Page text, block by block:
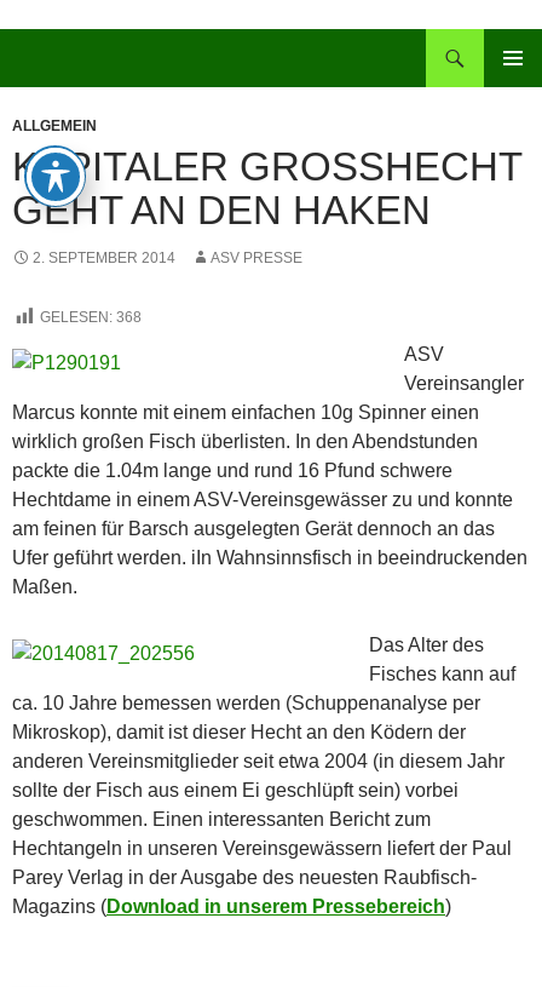
ALLGEMEIN
KAPITALER GROSSHECHT G
EHT AN DEN HAKEN
2. SEPTEMBER 2014 ASV PRESSE
GELESEN: 368
ASV
Vereinsangler
Marcus konnte mit einem einfachen 10g Spinner einen
wirklich großen Fisch überlisten. In den Abendstunden
packte die 1.04m lange und rund 16 Pfund schwere
Hechtdame in einem ASV-Vereinsgewässer zu und konnte
am feinen für Barsch ausgelegten Gerät dennoch an das
Ufer geführt werden. iIn Wahnsinnsfisch in beeindruckenden
Maßen.
Das Alter des
Fisches kann auf
ca. 10 Jahre bemessen werden (Schuppenanalyse per
Mikroskop), damit ist dieser Hecht an den Ködern der
anderen Vereinsmitglieder seit etwa 2004 (in diesem Jahr
sollte der Fisch aus einem Ei geschlüpft sein) vorbei
geschwommen. Einen interessanten Bericht zum
Hechtangeln in unseren Vereinsgewässern liefert der Paul
Parey Verlag in der Ausgabe des neuesten Raubfisch-
Magazins (Download in unserem Pressebereich)